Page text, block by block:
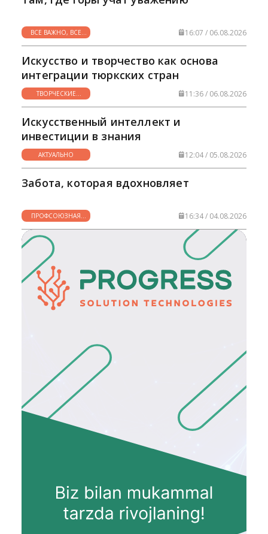
ответственных граждан, способных внести
Конституционные нормы, закрепляющие
право на образование, становятся
гармоничного развития Узбекистана в
современном мире.
ВСЕ ВАЖНО, ВСЕ
НУЖНО
16:07 / 06.08.2026
Искусство и творчество как основа
интеграции тюркских стран
ТВОРЧЕСКИЕ
ГОРИЗОНТЫ
11:36 / 06.08.2026
Искусственный интеллект и
инвестиции в знания
АКТУАЛЬНО 12:04 / 05.08.2026
Забота, которая вдохновляет
ПРОФСОЮЗНАЯ
ЖИЗНЬ
16:34 / 04.08.2026